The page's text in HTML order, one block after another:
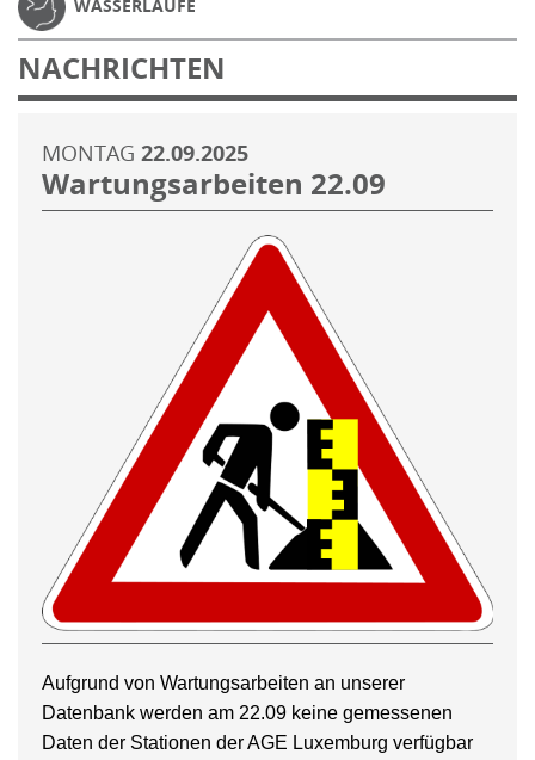
WASSERLÄUFE
NACHRICHTEN
MONTAG 22.09.2025
Wartungsarbeiten 22.09
Aufgrund von Wartungsarbeiten an unserer
Datenbank werden am 22.09 keine gemessenen
Daten der Stationen der AGE Luxemburg verfügbar